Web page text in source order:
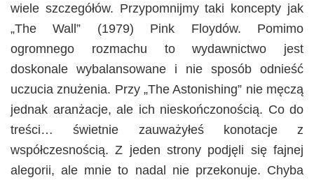
wiele szczegółów. Przypomnijmy taki koncepty jak
„The Wall” (1979) Pink Floydów. Pomimo
ogromnego rozmachu to wydawnictwo jest
doskonale wybalansowane i nie sposób odnieść
uczucia znużenia. Przy „The Astonishing” nie męczą
jednak aranżacje, ale ich nieskończonością. Co do
treści… świetnie zauważyłeś konotacje z
współczesnością. Z jeden strony podjęli się fajnej
alegorii, ale mnie to nadal nie przekonuje. Chyba